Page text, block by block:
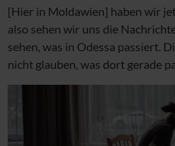
[Hier in Moldawien] haben wir
also sehen wir uns die
sehen, was in Odessa passiert.
nicht glauben, was dort gerade